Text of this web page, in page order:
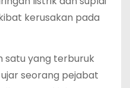
kerusakan pada
satu yang terburuk
seorang pejabat